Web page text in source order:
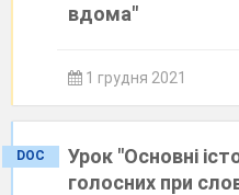
вдома"
1 грудня 2021
DOC
Урок "Основні
голосних при